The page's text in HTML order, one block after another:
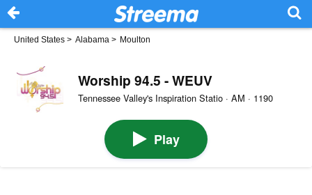
United States > Alabama > Moulton
Worship 94.5 - WEUV
Tennessee Valley's Inspiration Statio · AM · 1190
Play